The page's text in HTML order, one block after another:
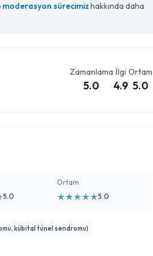
moderasyon sürecimizhakkında daha
Zamanlama
5.0
İlgi
4.9
Ortam
5.0
5.0
Ortam
★★★★★5.0
kübital tünel sendromu)